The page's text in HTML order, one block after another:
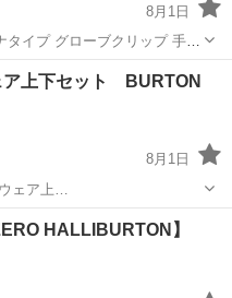
8月1日
イプ グローブクリップ 手袋
忘れてしまった経験や、ポケ
ア上下セット BURTON
8月1日
ェア上…
ーボード
HALLIBURTON】